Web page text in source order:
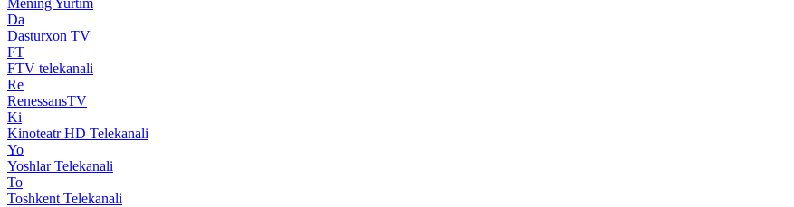
Da
Dasturxon TV
FT
FTV telekanali
Re
RenessansTV
Ki
Kinoteatr HD Telekanali
Yo
Yoshlar Telekanali
To
Toshkent Telekanali